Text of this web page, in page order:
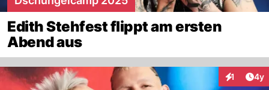
Edith Stehfest flippt am ersten
Abend aus
1 4y